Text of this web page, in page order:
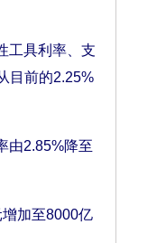
工具利率、支
目前的2.25%
由2.85%降至
加至8000亿